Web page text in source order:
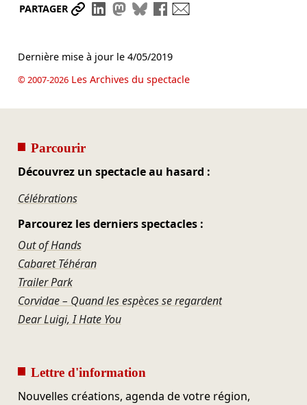
PARTAGER Partager le lien
Partager sur LinkedIn
Partager sur Mastodon
Partager sur Bluesky
Partager sur Facebook
Dernière mise à jour le 4/05/2019
© 2007-2026Les Archives du spectacle
Parcourir
Découvrez un spectacle au hasard :
Célébrations
Parcourez les derniers spectacles :
Out of Hands
Cabaret Téhéran
Trailer Park
Corvidae – Quand les espèces se regardent
Dear Luigi, I Hate You
Lettre d'information
Nouvelles créations, agenda de votre région,